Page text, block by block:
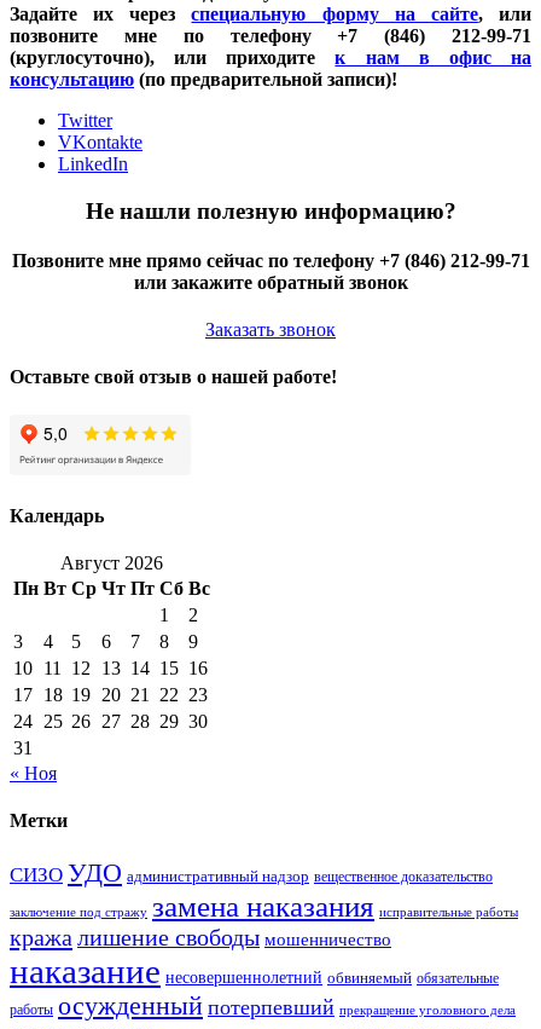
Задайте их черезспециальную форму на сайте, или
позвоните мне по телефону +7 (846) 212-99-71
(круглосуточно), или приходитек нам в офис на
консультацию (по предварительной записи)!
Twitter
VKontakte
LinkedIn
Не нашли полезную информацию?
Позвоните мне прямо сейчас по телефону +7 (846) 212-99-71
или закажите обратный звонок
Заказать звонок
Оставьте свой отзыв о нашей работе!
Календарь
Август 2026
Пн Вт Ср Чт Пт Сб Вс
1
2
3
4 5 6 7 8
9
10 11 12 13 14 15 16
17 18 19 20 21 22 23
24 25 26 27 28 29 30
31
« Ноя
Метки
СИЗО УДО административный надзор вещественное доказательство
заключение под стражу замена наказания исправительные работы
кража лишение свободы мошенничество
наказание несовершеннолетний обвиняемый обязательные
работы осужденный потерпевший прекращение уголовного дела